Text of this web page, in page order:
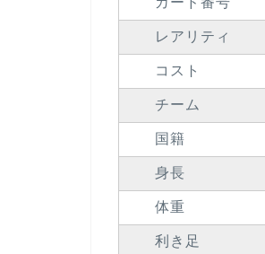
レアリティ
コスト
チーム
国籍
身長
体重
利き足